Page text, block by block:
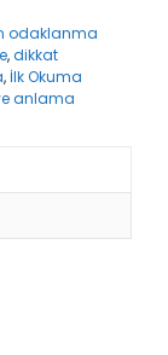
odaklanma
,dikkat
, İlk Okuma
anlama